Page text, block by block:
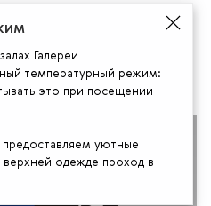
«Друг
лояльности
Галереи
температурный режим:
это при посещении
уютные
одежде проход в